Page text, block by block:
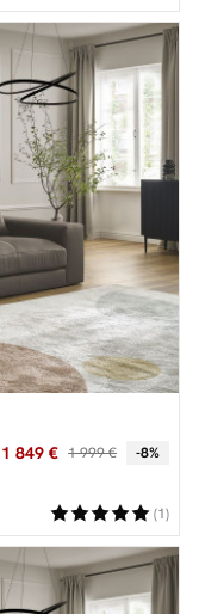
1 849 € 1 999 € -8%
(1)